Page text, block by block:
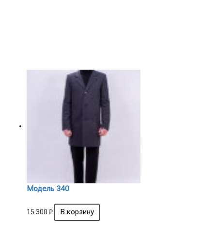
Модель 340
15 300 ₽